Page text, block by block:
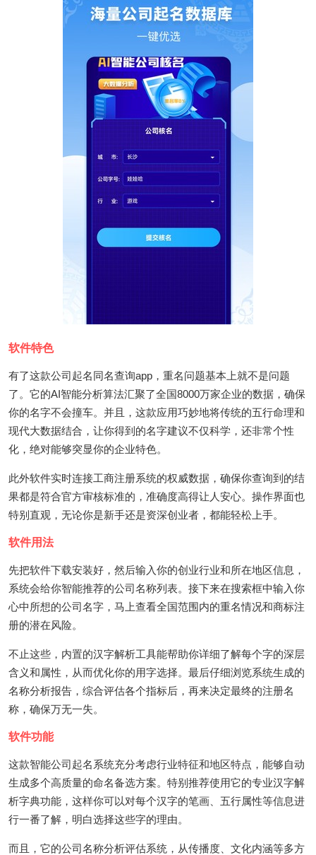
软件特色
有了这款公司起名同名查询app，重名问题基本上就不是问题
了。它的AI智能分析算法汇聚了全国8000万家企业的数据，确保
你的名字不会撞车。并且，这款应用巧妙地将传统的五行命理和
现代大数据结合，让你得到的名字建议不仅科学，还非常个性
化，绝对能够突显你的企业特色。
此外软件实时连接工商注册系统的权威数据，确保你查询到的结
果都是符合官方审核标准的，准确度高得让人安心。操作界面也
特别直观，无论你是新手还是资深创业者，都能轻松上手。
软件用法
先把软件下载安装好，然后输入你的创业行业和所在地区信息，
系统会给你智能推荐的公司名称列表。接下来在搜索框中输入你
心中所想的公司名字，马上查看全国范围内的重名情况和商标注
册的潜在风险。
不止这些，内置的汉字解析工具能帮助你详细了解每个字的深层
含义和属性，从而优化你的用字选择。最后仔细浏览系统生成的
名称分析报告，综合评估各个指标后，再来决定最终的注册名
称，确保万无一失。
软件功能
这款智能公司起名系统充分考虑行业特征和地区特点，能够自动
生成多个高质量的命名备选方案。特别推荐使用它的专业汉字解
析字典功能，这样你可以对每个汉字的笔画、五行属性等信息进
行一番了解，明白选择这些字的理由。
而且，它的公司名称分析评估系统，从传播度、文化内涵等多方